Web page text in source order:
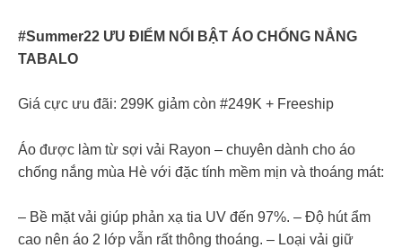
#Summer22 ƯU ĐIỂM NỔI BẬT ÁO CHỐNG NẮNG
TABALO
Giá cực ưu đãi: 299K giảm còn #249K + Freeship
Áo được làm từ sợi vải Rayon – chuyên dành cho áo
chống nắng mùa Hè với đặc tính mềm mịn và thoáng mát:
– Bề mặt vải giúp phản xạ tia UV đến 97%. – Độ hút ẩm
cao nên áo 2 lớp vẫn rất thông thoáng. – Loại vải giữ